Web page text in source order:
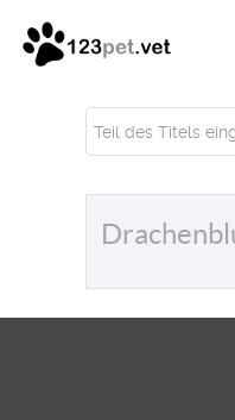
Teil des Titels